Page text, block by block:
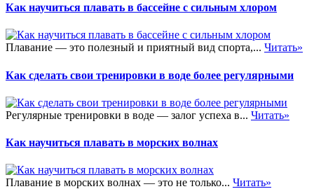
Как научиться плавать в бассейне с сильным хлором
Плавание — это полезный и приятный вид спорта,... Читать»
Как сделать свои тренировки в воде более регулярными
Регулярные тренировки в воде — залог успеха в... Читать»
Как научиться плавать в морских волнах
Плавание в морских волнах — это не только... Читать»